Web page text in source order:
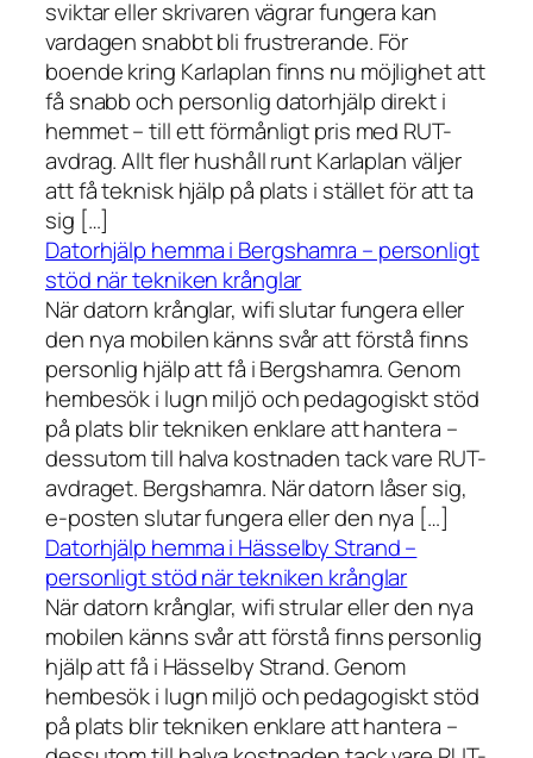
sviktar eller skrivaren vägrar fungera kan
vardagen snabbt bli frustrerande. För
boende kring Karlaplan finns nu möjlighet att
få snabb och personlig datorhjälp direkt i
hemmet – till ett förmånligt pris med RUT-
avdrag. Allt fler hushåll runt Karlaplan väljer
att få teknisk hjälp på plats i stället för att ta
sig […]
Datorhjälp hemma i Bergshamra – personligt
stöd när tekniken krånglar
När datorn krånglar, wifi slutar fungera eller
den nya mobilen känns svår att förstå finns
personlig hjälp att få i Bergshamra. Genom
hembesök i lugn miljö och pedagogiskt stöd
på plats blir tekniken enklare att hantera –
dessutom till halva kostnaden tack vare RUT-
avdraget. Bergshamra. När datorn låser sig,
e-posten slutar fungera eller den nya […]
Datorhjälp hemma i Hässelby Strand –
personligt stöd när tekniken krånglar
När datorn krånglar, wifi strular eller den nya
mobilen känns svår att förstå finns personlig
hjälp att få i Hässelby Strand. Genom
hembesök i lugn miljö och pedagogiskt stöd
på plats blir tekniken enklare att hantera –